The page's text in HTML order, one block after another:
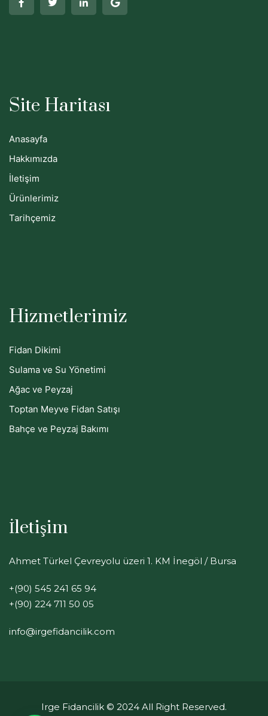
Site Haritası
Anasayfa
Hakkımızda
İletişim
Ürünlerimiz
Tarihçemiz
Hizmetlerimiz
Fidan Dikimi
Sulama ve Su Yönetimi
Ağac ve Peyzaj
Toptan Meyve Fidan Satışı
Bahçe ve Peyzaj Bakımı
İletişim
Ahmet Türkel Çevreyolu üzeri 1. KM İnegöl / Bursa
+(90) 545 241 65 94
+(90) 224 711 50 05
info@irgefidancilik.com
Irge Fidancilik © 2024 All Right Reserved.